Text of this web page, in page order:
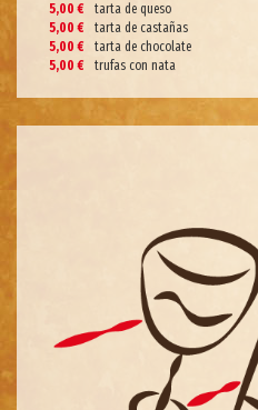
tarta de queso
5,00 €
tarta de castañas
5,00 €
tarta de chocolate
5,00 €
trufas con nata
5,00 €